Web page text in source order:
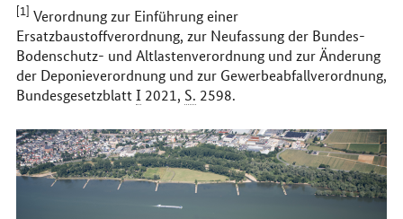
[1] Verordnung zur Einführung einer
Ersatzbaustoffverordnung, zur Neufassung der Bundes-
Bodenschutz- und Altlastenverordnung und zur Änderung
der Deponieverordnung und zur Gewerbeabfallverordnung,
BundesgesetzblattI2021, S. 2598.